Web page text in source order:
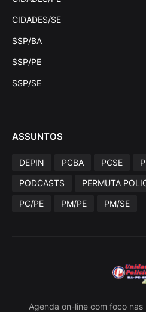
CIDADES/SE
SSP/BA
SSP/PE
SSP/SE
ASSUNTOS
DEPIN PCBA PCSE
PODCASTS
PERMUTA
PC/PE
PM/PE PM/SE
Agenda on-line com foco